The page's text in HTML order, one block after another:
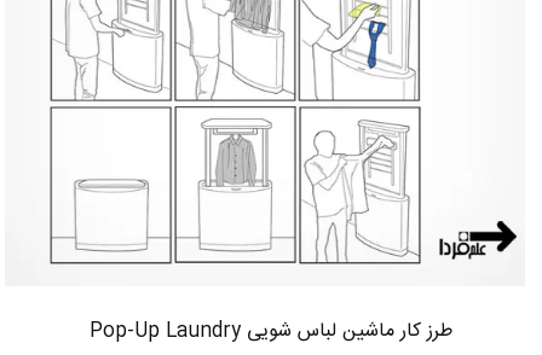
طرز کار ماشین لباس شویی Pop-Up Laundry